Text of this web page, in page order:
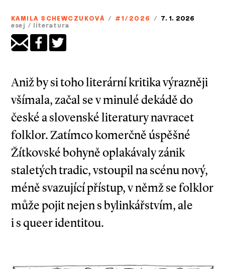
KAMILA SCHEWCZUKOVÁ / #1/2026 / 7. 1. 2026
esej / literatura
Aniž by si toho literární kritika výrazněji
všímala, začal se v minulé dekádě do
české a slovenské literatury navracet
folklor. Zatímco komerčně úspěšné
Žítkovské bohyně oplakávaly zánik
staletých tradic, vstoupil na scénu nový,
méně svazující přístup, v němž se folklor
může pojit nejen s bylinkářstvím, ale
i s queer identitou.